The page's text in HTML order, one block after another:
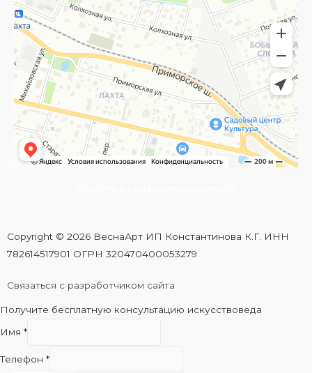
Copyright © 2026 ВеснаАрт ИП Константинова К.Г. ИНН
782614517901 ОГРН 320470400053279
Связаться с разработчиком сайта
Получите бесплатную консультацию искусствоведа
Имя *
Телефон *